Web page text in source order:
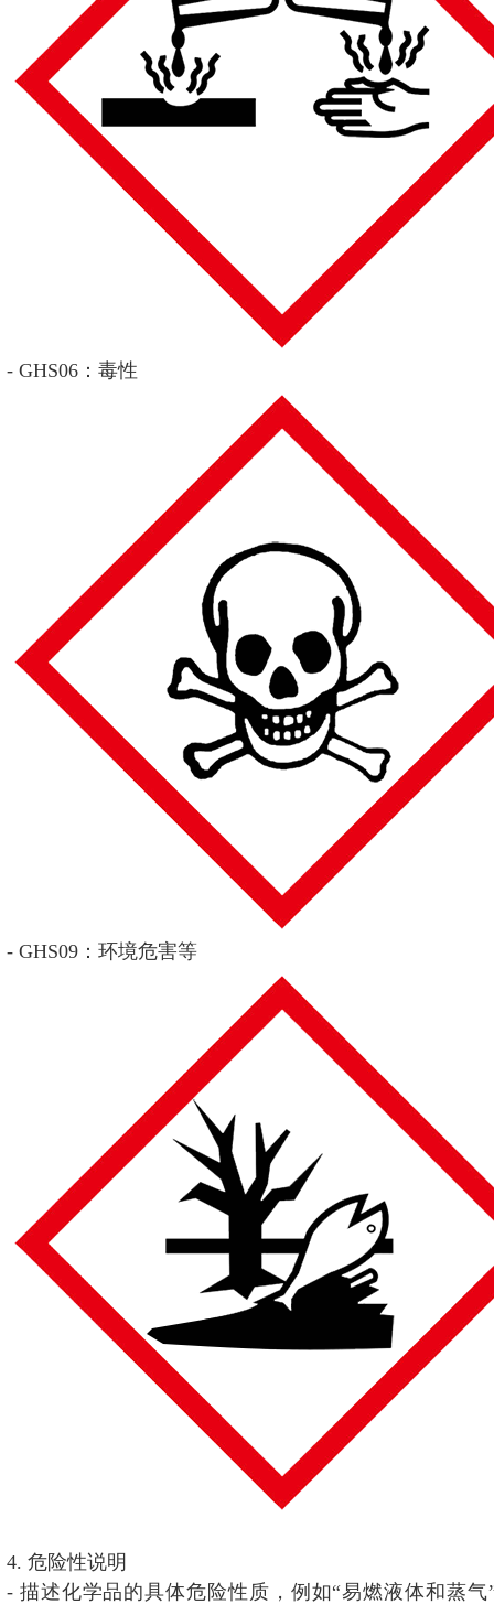
- GHS06：毒性
- GHS09：环境危害等
4. 危险性说明
- 描述化学品的具体危险性质，例如“易燃液体和蒸气